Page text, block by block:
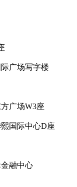
广场写字楼
广场W3座
国际中心D座
金融中心